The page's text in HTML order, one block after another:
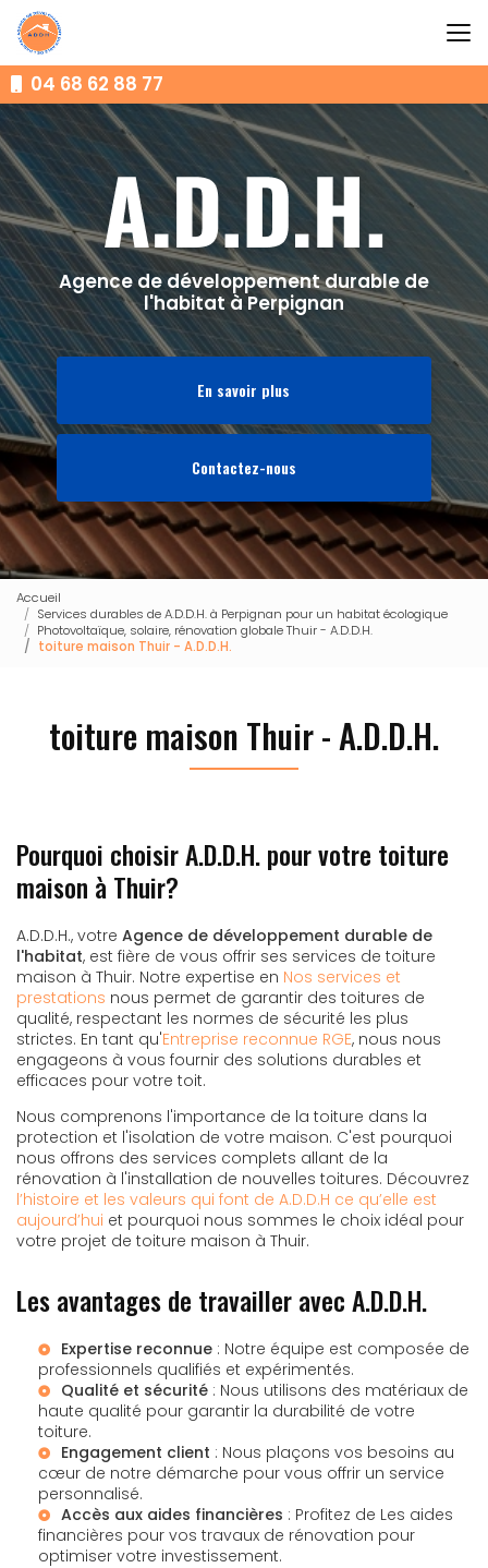
Aller
au
contenu
principal04 68 62 88 77
Agence de développement durable de
l'habitat à Perpignan
En savoir plus
Contactez-nous
Accueil
Services durables de A.D.D.H. à Perpignan pour un habitat écologique
Photovoltaïque, solaire, rénovation globale Thuir - A.D.D.H.
toiture maison Thuir - A.D.D.H.
toiture maison Thuir - A.D.D.H.
Pourquoi choisir A.D.D.H. pour votre toiture
maison à Thuir?
A.D.D.H., votre Agence de développement durable de
l'habitat, est fière de vous offrir ses services de toiture
maison à Thuir. Notre expertise en Nos services et
prestations nous permet de garantir des toitures de
qualité, respectant les normes de sécurité les plus
strictes. En tant qu'Entreprise reconnue RGE, nous nous
engageons à vous fournir des solutions durables et
efficaces pour votre toit.
Nous comprenons l'importance de la toiture dans la
protection et l'isolation de votre maison. C'est pourquoi
nous offrons des services complets allant de la
rénovation à l'installation de nouvelles toitures. Découvrez
l’histoire et les valeurs qui font de A.D.D.H ce qu’elle est
aujourd’hui et pourquoi nous sommes le choix idéal pour
votre projet de toiture maison à Thuir.
Les avantages de travailler avec A.D.D.H.
Expertise reconnue : Notre équipe est composée de
professionnels qualifiés et expérimentés.
Qualité et sécurité : Nous utilisons des matériaux de
haute qualité pour garantir la durabilité de votre
toiture.
Engagement client : Nous plaçons vos besoins au
cœur de notre démarche pour vous offrir un service
personnalisé.
Accès aux aides financières : Profitez de Les aides
financières pour vos travaux de rénovation pour
optimiser votre investissement.